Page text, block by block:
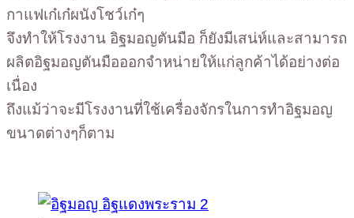
กาแฟเก๋เก๋ผนังโชว์เก๋ๆ
จึงทำให้โรงงาน อิฐมอญตันมือ ก็ยังมีเสน่ห์และสามารถ
ผลิตอิฐมอญตันมือออกจำหน่ายให้แก่ลูกค้าได้อย่างต่อ
เนื่อง
ถึงแม้ว่าจะมีโรงงานที่ใช้เครื่องจักรในการทำอิฐมอญ
ขนาดต่างๆก็ตาม